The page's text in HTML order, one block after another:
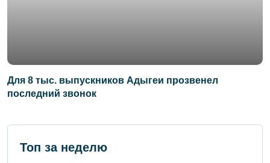
Для 8 тыс. выпускников Адыгеи прозвенел
последний звонок
Топ за неделю